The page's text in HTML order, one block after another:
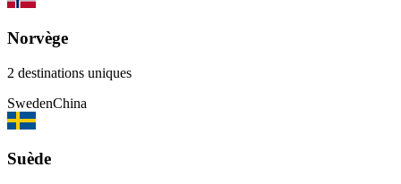
Norvège
2 destinations uniques
SwedenChina
Suède